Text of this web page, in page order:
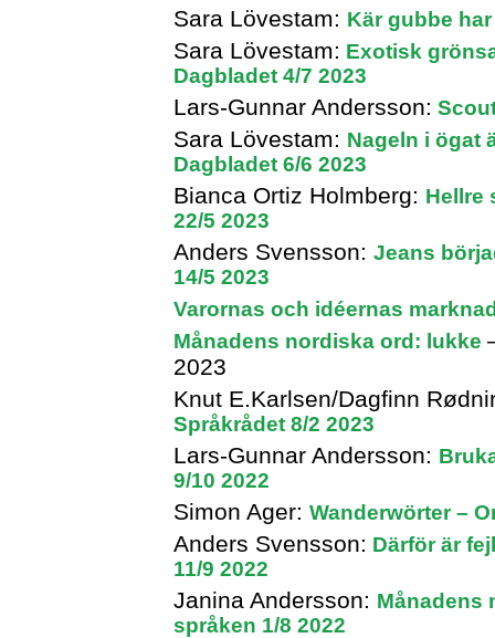
Sara Lövestam: Kär gubbe
Sara Lövestam: Exotisk
Dagbladet 4/7 2023
Lars-Gunnar Andersson:
Sara Lövestam: Nageln i ögat
Dagbladet 6/6 2023
Bianca Ortiz Holmberg: Hellre
22/5 2023
Anders Svensson: Jeans
14/5 2023
Varornas och idéernas
Månadens nordiska ord: lukke
2023
Knut E.Karlsen/Dagfinn
Språkrådet 8/2 2023
Lars-Gunnar Andersson:
9/10 2022
Simon Ager: Wanderwörter –
Anders Svensson: Därför är
11/9 2022
Janina Andersson: Månadens
språken 1/8 2022